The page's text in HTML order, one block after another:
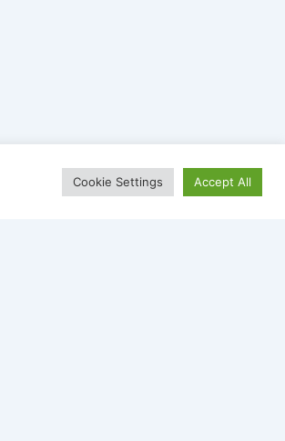
Cookie Settings Accept All